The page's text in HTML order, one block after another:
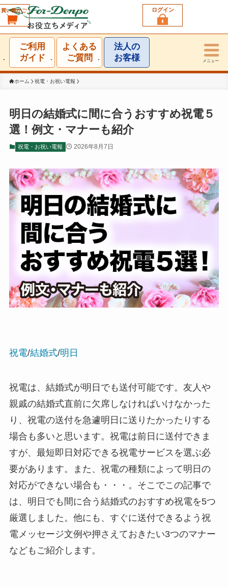
買い物かご ログイン
ご利用
ガイド
よくある
ご質問
法人の
お客様
メニュー
利用シーン一覧
結婚祝い
誕生日祝い
お見舞い・お礼
移転・開店・受賞祝い
選挙
退職・定年
入学・就職・合格祝い・卒業
成人式
長寿・還暦祝い
暑中・残暑見舞い
敬老の日
クリスマス
お悔やみ・法要
喪中見舞い
ホーム 祝電・お祝い電報
明日の結婚式に間に合うおすすめ祝電５
選！例文・マナーも紹介
祝電・お祝い電報 2026年8月7日
祝電/結婚式/明日
祝電は、結婚式が明日でも送付可能です。友人や
親戚の結婚式直前に欠席しなければいけなかった
り、祝電の送付を急遽明日に送りたかったりする
場合も多いと思います。祝電は前日に送付できま
すが、最短即日対応できる祝電サービスを選ぶ必
要があります。また、祝電の種類によって明日の
対応ができない場合も・・・。そこでこの記事で
は、明日でも間に合う結婚式のおすすめ祝電を5つ
厳選しました。他にも、すぐに送付できるよう祝
電メッセージ文例や押さえておきたい3つのマナー
などもご紹介します。